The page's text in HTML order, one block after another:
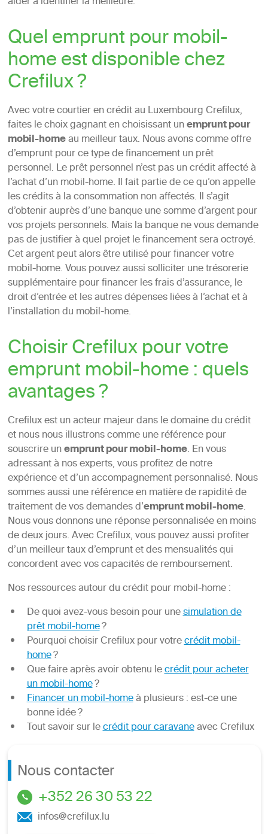
Quel emprunt pour mobil-
home est disponible chez
Crefilux ?
Avec votre courtier en crédit au Luxembourg Crefilux,
faites le choix gagnant en choisissant unemprunt pour
mobil-homeau meilleur taux. Nous avons comme offre
d’emprunt pour ce type de financement un prêt
personnel. Le prêt personnel n’est pas un crédit affecté à
l’achat d’un mobil-home. Il fait partie de ce qu’on appelle
les crédits à la consommation non affectés. Il s’agit
d’obtenir auprès d’une banque une somme d’argent pour
vos projets personnels. Mais la banque ne vous demande
pas de justifier à quel projet le financement sera octroyé.
Cet argent peut alors être utilisé pour financer votre
mobil-home. Vous pouvez aussi solliciter une trésorerie
supplémentaire pour financer les frais d’assurance, le
droit d’entrée et les autres dépenses liées à l’achat et à
l’installation du mobil-home.
Choisir Crefilux pour votre
emprunt mobil-home : quels
avantages ?
Crefilux est un acteur majeur dans le domaine du crédit
et nous nous illustrons comme une référence pour
souscrire unemprunt pour mobil-home. En vous
adressant à nos experts, vous profitez de notre
expérience et d’un accompagnement personnalisé. Nous
sommes aussi une référence en matière de rapidité de
traitement de vos demandes d’emprunt mobil-home.
Nous vous donnons une réponse personnalisée en moins
de deux jours. Avec Crefilux, vous pouvez aussi profiter
d’un meilleur taux d’emprunt et des mensualités qui
concordent avec vos capacités de remboursement.
Nos ressources autour du crédit pour mobil-home :
De quoi avez-vous besoin pour unesimulation de
prêt mobil-home?
Pourquoi choisir Crefilux pour votrecrédit mobil-
home?
Que faire après avoir obtenu lecrédit pour acheter
un mobil-home?
Financer un mobil-homeà plusieurs : est-ce une
bonne idée ?
Tout savoir sur lecrédit pour caravaneavec Crefilux
Nous contacter
+352 26 30 53 22
infos@crefilux.lu